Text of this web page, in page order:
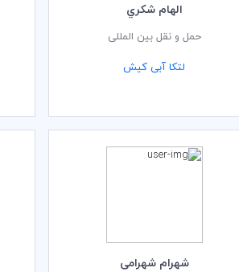
الهام شكري
حمل و نقل بین المللی
لتکا آبی کیش
شهرام شهرامی